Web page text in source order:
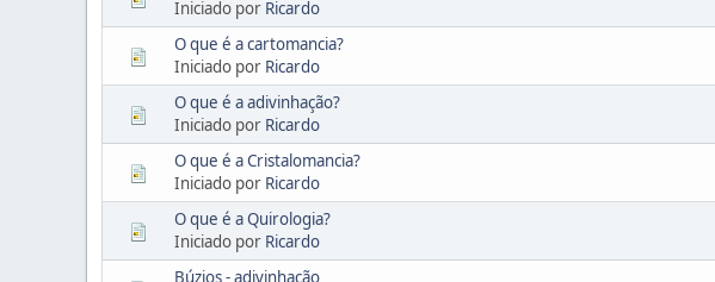
Iniciado por Ricardo
O que é a cartomancia?
Iniciado por Ricardo
O que é a adivinhação?
Iniciado por Ricardo
O que é a Cristalomancia?
Iniciado por Ricardo
O que é a Quirologia?
Iniciado por Ricardo
Búzios - adivinhação